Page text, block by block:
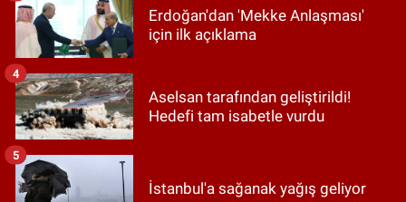
Erdoğan'dan 'Mekke Anlaşması'
için ilk açıklama
Aselsan tarafından geliştirildi!
Hedefi tam isabetle vurdu
4
İstanbul'a sağanak yağış geliyor
5